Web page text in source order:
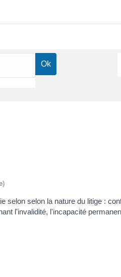
selon la nature du litige :
l'invalidité, l'incapacité